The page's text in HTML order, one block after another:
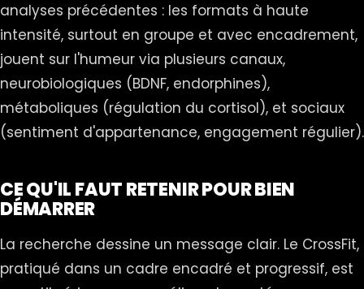
analyses précédentes : les formats à haute
intensité, surtout en groupe et avec encadrement,
jouent sur l'humeur via plusieurs canaux,
neurobiologiques (BDNF, endorphines),
métaboliques (régulation du cortisol), et sociaux
(sentiment d'appartenance, engagement régulier).
CE QU'IL FAUT RETENIR POUR BIEN
DÉMARRER
La recherche dessine un message clair. Le CrossFit,
pratiqué dans un cadre encadré et progressif, est